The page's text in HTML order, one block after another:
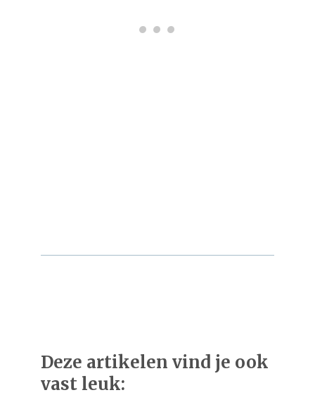
Deze artikelen vind je ook
vast leuk: